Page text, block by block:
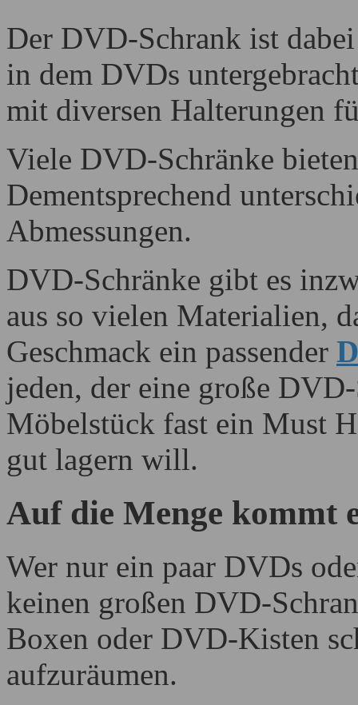
Der DVD-Schrank ist
in dem DVDs
mit diversen Halterungen
Viele DVD-Schränke
Dementsprechend
Abmessungen.
DVD-Schränke gibt es
aus so vielen Materialien,
Geschmack ein passender
jeden, der eine große
Möbelstück fast ein Must
gut lagern will.
Auf die Menge kommt
Wer nur ein paar DVDs
keinen großen DVD-
Boxen oder DVD-Kisten
aufzuräumen.